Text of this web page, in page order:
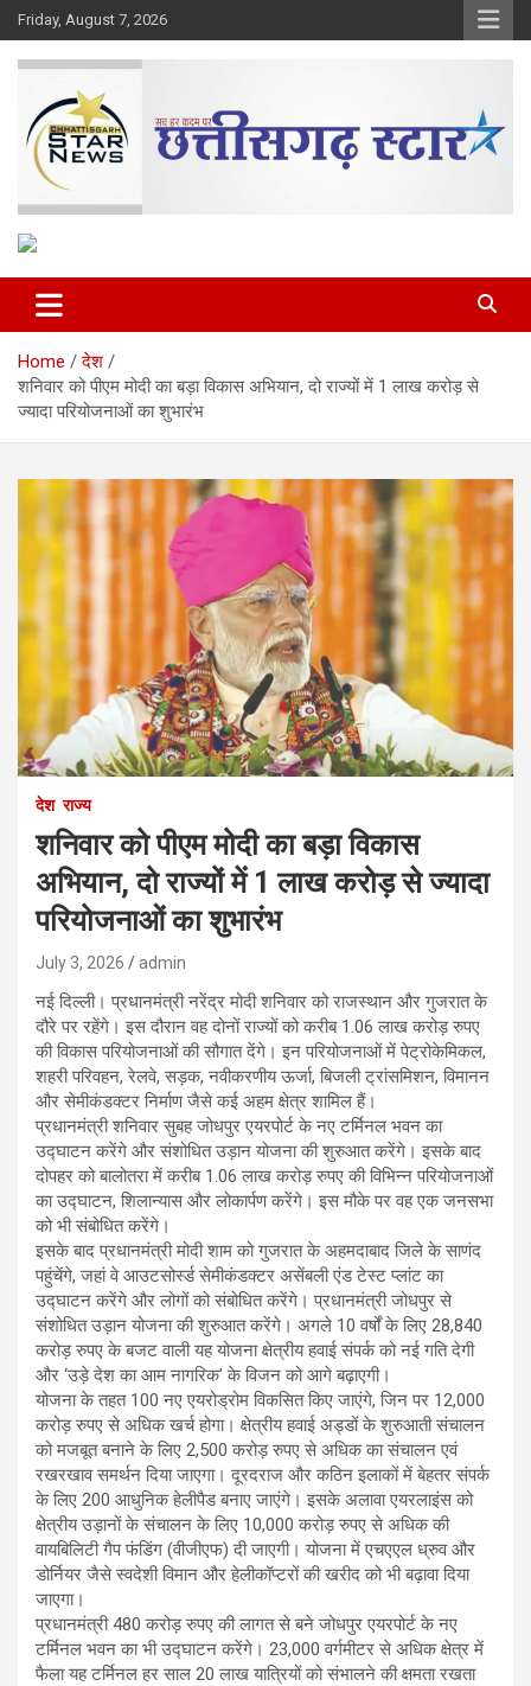
Skip
to
content
Friday, August 7, 2026
Chhattisgarh Star
Home
देश
शनिवार को पीएम मोदी का बड़ा विकास अभियान, दो राज्यों में 1 लाख करोड़ से
ज्यादा परियोजनाओं का शुभारंभ
देश राज्य
शनिवार को पीएम मोदी का बड़ा विकास
अभियान, दो राज्यों में 1 लाख करोड़ से ज्यादा
परियोजनाओं का शुभारंभ
July 3, 2026 admin
नई दिल्ली। प्रधानमंत्री नरेंद्र मोदी शनिवार को राजस्थान और गुजरात के
दौरे पर रहेंगे। इस दौरान वह दोनों राज्यों को करीब 1.06 लाख करोड़ रुपए
की विकास परियोजनाओं की सौगात देंगे। इन परियोजनाओं में पेट्रोकेमिकल,
शहरी परिवहन, रेलवे, सड़क, नवीकरणीय ऊर्जा, बिजली ट्रांसमिशन, विमानन
और सेमीकंडक्टर निर्माण जैसे कई अहम क्षेत्र शामिल हैं।
प्रधानमंत्री शनिवार सुबह जोधपुर एयरपोर्ट के नए टर्मिनल भवन का
उद्घाटन करेंगे और संशोधित उड़ान योजना की शुरुआत करेंगे। इसके बाद
दोपहर को बालोतरा में करीब 1.06 लाख करोड़ रुपए की विभिन्न परियोजनाओं
का उद्घाटन, शिलान्यास और लोकार्पण करेंगे। इस मौके पर वह एक जनसभा
को भी संबोधित करेंगे।
इसके बाद प्रधानमंत्री मोदी शाम को गुजरात के अहमदाबाद जिले के साणंद
पहुंचेंगे, जहां वे आउटसोर्स्ड सेमीकंडक्टर असेंबली एंड टेस्ट प्लांट का
उद्घाटन करेंगे और लोगों को संबोधित करेंगे। प्रधानमंत्री जोधपुर से
संशोधित उड़ान योजना की शुरुआत करेंगे। अगले 10 वर्षों के लिए 28,840
करोड़ रुपए के बजट वाली यह योजना क्षेत्रीय हवाई संपर्क को नई गति देगी
और ‘उड़े देश का आम नागरिक’ के विजन को आगे बढ़ाएगी।
योजना के तहत 100 नए एयरोड्रोम विकसित किए जाएंगे, जिन पर 12,000
करोड़ रुपए से अधिक खर्च होगा। क्षेत्रीय हवाई अड्डों के शुरुआती संचालन
को मजबूत बनाने के लिए 2,500 करोड़ रुपए से अधिक का संचालन एवं
रखरखाव समर्थन दिया जाएगा। दूरदराज और कठिन इलाकों में बेहतर संपर्क
के लिए 200 आधुनिक हेलीपैड बनाए जाएंगे। इसके अलावा एयरलाइंस को
क्षेत्रीय उड़ानों के संचालन के लिए 10,000 करोड़ रुपए से अधिक की
वायबिलिटी गैप फंडिंग (वीजीएफ) दी जाएगी। योजना में एचएएल ध्रुव और
डोर्नियर जैसे स्वदेशी विमान और हेलीकॉप्टरों की खरीद को भी बढ़ावा दिया
जाएगा।
प्रधानमंत्री 480 करोड़ रुपए की लागत से बने जोधपुर एयरपोर्ट के नए
टर्मिनल भवन का भी उद्घाटन करेंगे। 23,000 वर्गमीटर से अधिक क्षेत्र में
फैला यह टर्मिनल हर साल 20 लाख यात्रियों को संभालने की क्षमता रखता